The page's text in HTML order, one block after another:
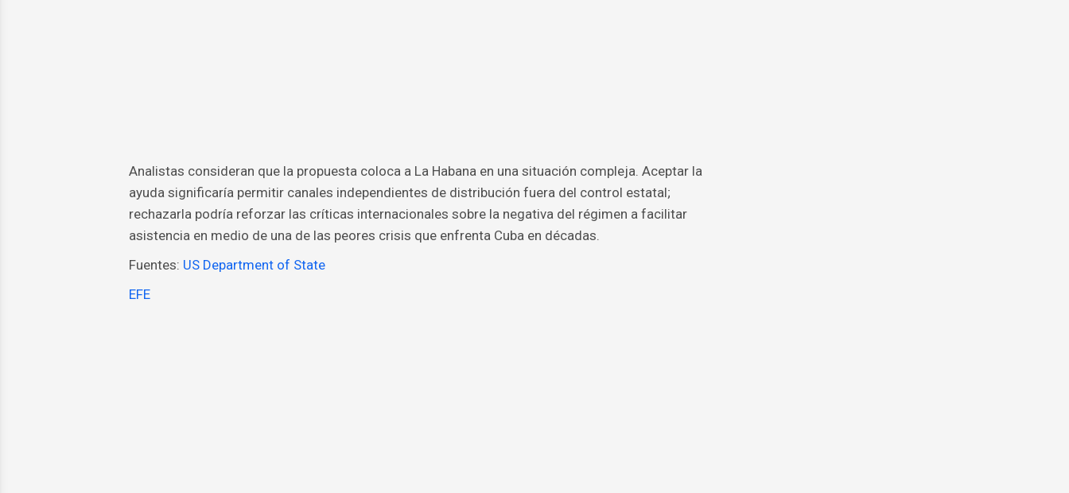
Analistas consideran que la propuesta coloca a La Habana en una situación compleja. Aceptar la
ayuda significaría permitir canales independientes de distribución fuera del control estatal;
rechazarla podría reforzar las críticas internacionales sobre la negativa del régimen a facilitar
asistencia en medio de una de las peores crisis que enfrenta Cuba en décadas.
Fuentes: US Department of State
EFE